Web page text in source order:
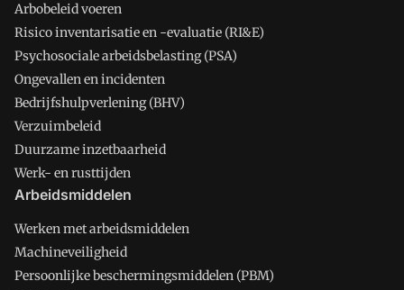
Arbobeleid voeren
Risico inventarisatie en -evaluatie (RI&E)
Psychosociale arbeidsbelasting (PSA)
Ongevallen en incidenten
Bedrijfshulpverlening (BHV)
Verzuimbeleid
Duurzame inzetbaarheid
Werk- en rusttijden
Arbeidsmiddelen
Werken met arbeidsmiddelen
Machineveiligheid
Persoonlijke beschermingsmiddelen (PBM)